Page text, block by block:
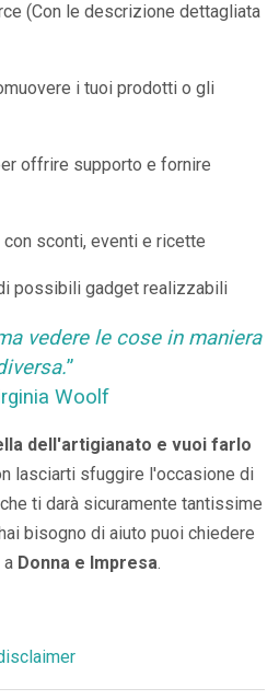
(Con le descrizione dettagliata
i tuoi prodotti o gli
offrire supporto e fornire
sconti, eventi e ricette
possibili gadget realizzabili
vedere le cose in maniera
”
Woolf
dell'artigianato e vuoi farlo
lasciarti sfuggire l'occasione di
ti darà sicuramente tantissime
bisogno di aiuto puoi chiedere
a Donna e Impresa.